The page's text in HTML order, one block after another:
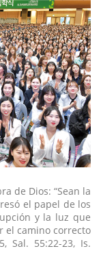
de Dios: “Sean la
el papel de los
y la luz que
el camino correcto
Sal. 55:22-23, Is.